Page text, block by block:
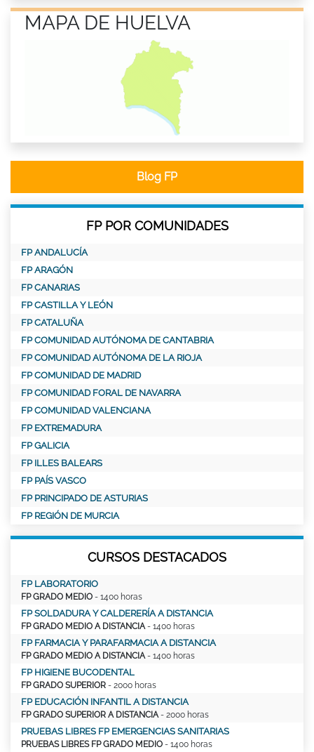
MAPA DE HUELVA
Blog FP
FP POR COMUNIDADES
FP ANDALUCÍA
FP ARAGÓN
FP CANARIAS
FP CASTILLA Y LEÓN
FP CATALUÑA
FP COMUNIDAD AUTÓNOMA DE CANTABRIA
FP COMUNIDAD AUTÓNOMA DE LA RIOJA
FP COMUNIDAD DE MADRID
FP COMUNIDAD FORAL DE NAVARRA
FP COMUNIDAD VALENCIANA
FP EXTREMADURA
FP GALICIA
FP ILLES BALEARS
FP PAÍS VASCO
FP PRINCIPADO DE ASTURIAS
FP REGIÓN DE MURCIA
CURSOS DESTACADOS
FP LABORATORIO
FP GRADO MEDIO - 1400 horas
FP SOLDADURA Y CALDERERÍA A DISTANCIA
FP GRADO MEDIO A DISTANCIA - 1400 horas
FP FARMACIA Y PARAFARMACIA A DISTANCIA
FP GRADO MEDIO A DISTANCIA - 1400 horas
FP HIGIENE BUCODENTAL
FP GRADO SUPERIOR - 2000 horas
FP EDUCACIÓN INFANTIL A DISTANCIA
FP GRADO SUPERIOR A DISTANCIA - 2000 horas
PRUEBAS LIBRES FP EMERGENCIAS SANITARIAS
PRUEBAS LIBRES FP GRADO MEDIO - 1400 horas